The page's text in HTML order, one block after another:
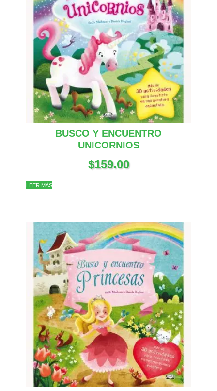
BUSCO Y ENCUENTRO
UNICORNIOS
$159.00
LEER MÁS